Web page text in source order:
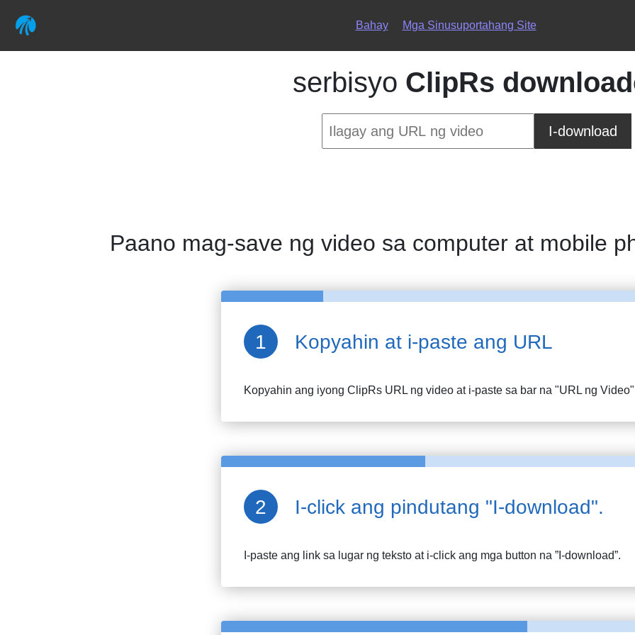
Bahay Mga Sinusuportahang Site
serbisyo ClipRs
I-download
Paano mag-save ng video sa computer at mobile
Kopyahin at i-paste ang URL
Kopyahin ang iyong ClipRs URL ng video at i-paste sa bar na "URL ng
I-click ang pindutang "I-download".
I-paste ang link sa lugar ng teksto at i-click ang mga button na ”I-download”.